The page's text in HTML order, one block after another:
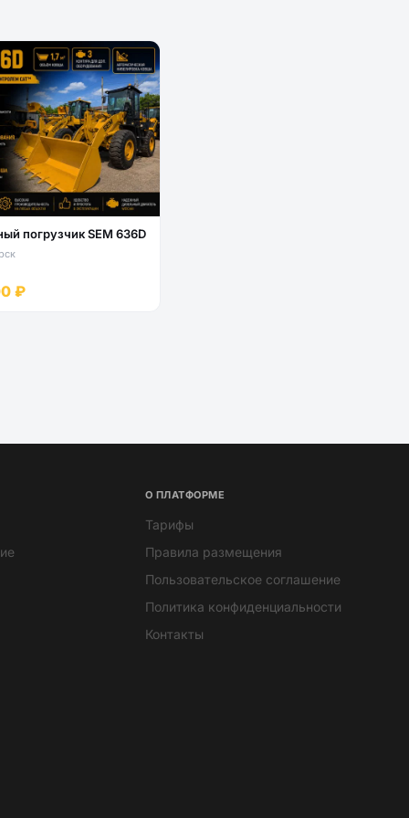
погрузчик SEM 636D
₽
О ПЛАТФОРМЕ
Тарифы
Правила размещения
Пользовательское соглашение
Политика конфиденциальности
Контакты